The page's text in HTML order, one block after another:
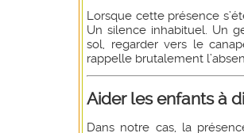
Lorsque cette présence
Un silence inhabituel. Un
sol, regarder vers le
rappelle brutalement
Aider les enfants à
Dans notre cas, la